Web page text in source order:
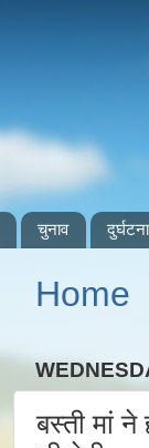
चुनाव दुर्घटना
Home
बस्ती मां